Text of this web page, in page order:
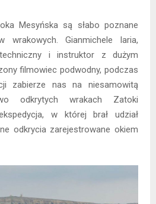
Mesyńska są słabo poznane
wrakowych. Gianmichele Iaria,
i instruktor z dużym
filmowiec podwodny, podczas
zabierze nas na niesamowitą
odkrytych wrakach Zatoki
w której brał udział
odkrycia zarejestrowane okiem